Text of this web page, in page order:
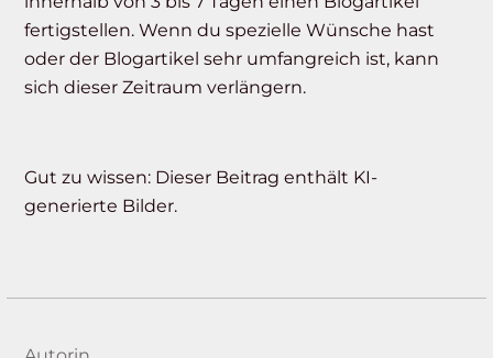
fertigstellen. Wenn du spezielle Wünsche hast
oder der Blogartikel sehr umfangreich ist, kann
sich dieser Zeitraum verlängern.
Gut zu wissen: Dieser Beitrag enthält KI-
generierte Bilder.